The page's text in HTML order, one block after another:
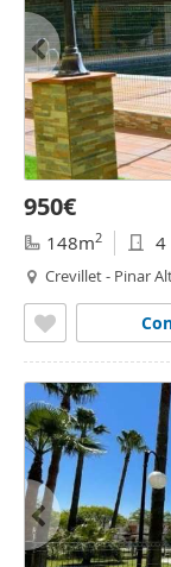
950€
148m2 4
Crevillet - Pinar